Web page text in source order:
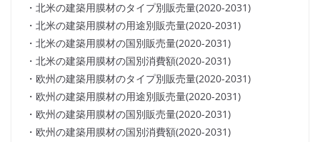
・北米の建築用膜材のタイプ別販売量(2020-2031)
・北米の建築用膜材の用途別販売量(2020-2031)
・北米の建築用膜材の国別販売量(2020-2031)
・北米の建築用膜材の国別消費額(2020-2031)
・欧州の建築用膜材のタイプ別販売量(2020-2031)
・欧州の建築用膜材の用途別販売量(2020-2031)
・欧州の建築用膜材の国別販売量(2020-2031)
・欧州の建築用膜材の国別消費額(2020-2031)